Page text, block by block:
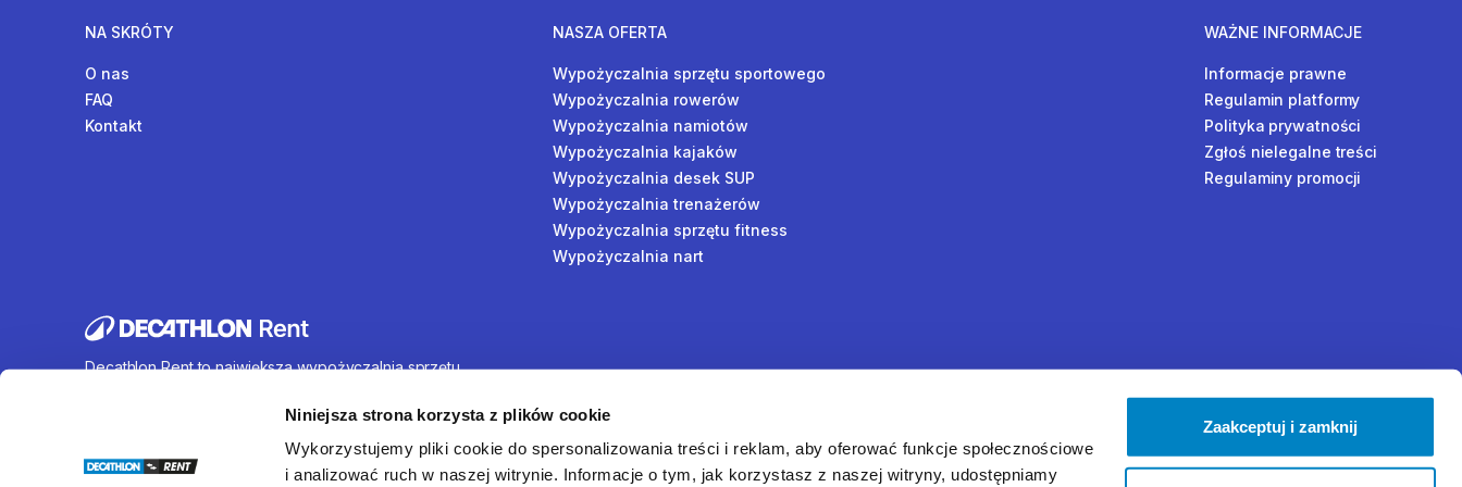
Niniejsza strona korzysta z plików cookie
Wykorzystujemy pliki cookie do spersonalizowania treści i reklam, aby oferować funkcje społecznościowe
i analizować ruch w naszej witrynie. Informacje o tym, jak korzystasz z naszej witryny, udostępniamy
Zaakceptuj i zamknij
NA SKRÓTY
O nas
FAQ
Kontakt
NASZA OFERTA
Wypożyczalnia sprzętu sportowego
Wypożyczalnia rowerów
Wypożyczalnia namiotów
Wypożyczalnia kajaków
Wypożyczalnia desek SUP
Wypożyczalnia trenażerów
Wypożyczalnia sprzętu fitness
Wypożyczalnia nart
WAŻNE INFORMACJE
Informacje prawne
Regulamin platformy
Polityka prywatności
Zgłoś nielegalne treści
Regulaminy promocji
Decathlon Rent to największa wypożyczalnia sprzętu
wynajem rowerów, sprzętu turystycznego, sprzętu do